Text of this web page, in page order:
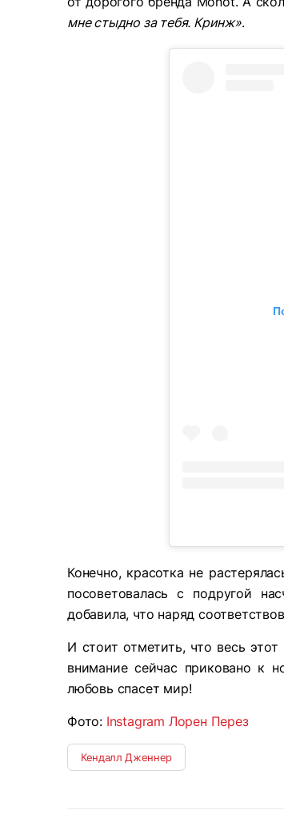
мне стыдно за тебя. Кринж».
Конечно, красотка не
посоветовалась с подругой
добавила, что наряд
И стоит отметить, что весь
внимание сейчас приковано к
любовь спасет мир!
Фото: Instagram Лорен Перез
Кендалл Дженнер